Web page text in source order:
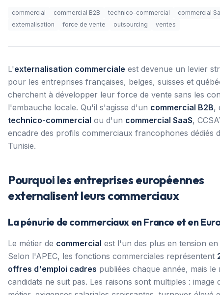
commercial commercial B2B technico-commercial
commercial
externalisation
force de vente outsourcing ventes
L'externalisation commerciale est devenue un levier
pour les entreprises françaises, belges, suisses et
cherchent à développer leur force de vente sans les
l'embauche locale. Qu'il s'agisse d'un commercial B2B,
technico-commercial ou d'un commercial SaaS,
encadre des profils commerciaux francophones dédiés
Tunisie.
Pourquoi les entreprises européennes
externalisent leurs commerciaux
La pénurie de commerciaux en France et en
Le métier de commercial est l'un des plus en tension
Selon l'APEC, les fonctions commerciales représentent
offres d'emploi cadres publiées chaque année, mais le
candidats ne suit pas. Les raisons sont multiples : image